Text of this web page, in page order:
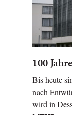
100
Bis heute
nach
wird in